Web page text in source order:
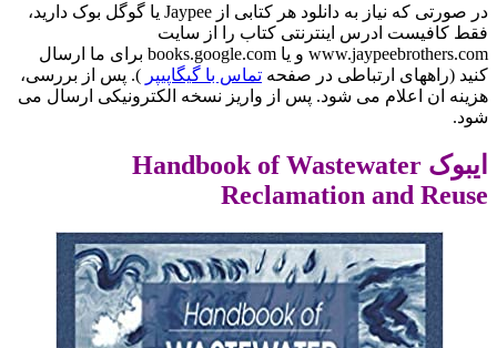
در صورتی که نیاز به دانلود هر کتابی از Jaypee یا گوگل بوک دارید،
فقط کافیست ادرس اینترنتی کتاب را از سایت
www.jaypeebrothers.com و یا books.google.com برای ما ارسال
کنید (راههای ارتباطی در صفحه تماس با گیگاپیپر ). پس از بررسی،
هزینه ان اعلام می شود. پس از واریز نسخه الکترونیکی ارسال می
شود.
ایبوک Handbook of Wastewater
Reclamation and Reuse